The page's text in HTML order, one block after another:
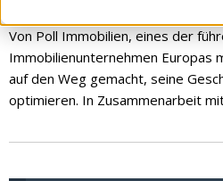
Von Poll Immobilien, eines der
Immobilienunternehmen Europas
auf den Weg gemacht, seine
optimieren. In Zusammenarbeit